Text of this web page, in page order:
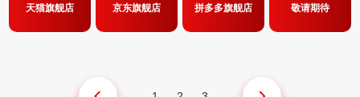
天猫旗舰店 京东旗舰店 拼多多旗舰店 敬请期待